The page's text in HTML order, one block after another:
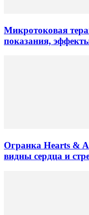
Микротоковая
показания,
Огранка Hearts &
видны сердца и